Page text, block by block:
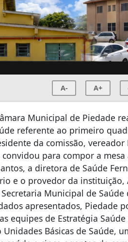
A- A+
Municipal de Piedade
referente ao primeiro
da comissão,
para compor a
a diretora de Saúde
e o provedor da instituição,
Municipal de
apresentados, Piedade
equipes de Estratégia
Básicas de Saúde,